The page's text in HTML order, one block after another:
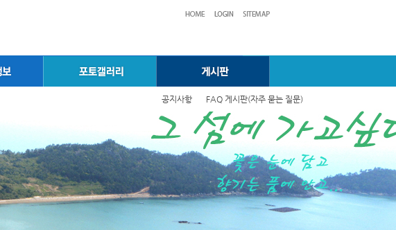
공지사항 FAQ 게시판(자주 묻는 질문)